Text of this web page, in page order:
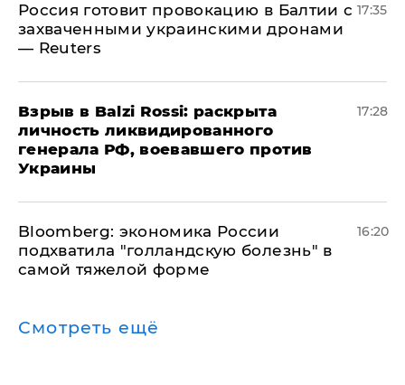
​Россия готовит провокацию в Балтии с
захваченными украинскими дронами
— Reuters
17:35
​Взрыв в Balzi Rossi: раскрыта
личность ликвидированного
генерала РФ, воевавшего против
Украины
17:28
Bloomberg: экономика России
подхватила "голландскую болезнь" в
самой тяжелой форме
16:20
Смотреть ещё